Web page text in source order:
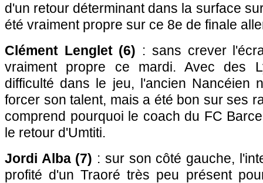
d'un retour déterminant dans la surface
été vraiment propre sur ce 8e de finale
Clément Lenglet (6) : sans crever
vraiment propre ce mardi. Avec des
difficulté dans le jeu, l'ancien Nancéien
forcer son talent, mais a été bon sur ses
comprend pourquoi le coach du FC
le retour d'Umtiti.
Jordi Alba (7) : sur son côté gauche,
profité d'un Traoré très peu présent